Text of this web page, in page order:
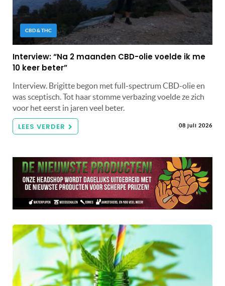
CBD & THC
Interview: “Na 2 maanden CBD-olie voelde ik me
10 keer beter”
Interview. Brigitte begon met full-spectrum CBD-olie en
was sceptisch. Tot haar stomme verbazing voelde ze zich
voor het eerst in jaren veel beter.
LEES VERDER 08 juli 2026